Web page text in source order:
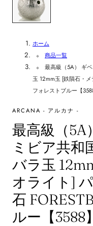
ホーム
商品一覧
最高級（5A） ギ
玉 12mm玉 [鉄隕石・メ
フォレストブルー【
ARCANA - アルカナ -
最高級（5A
ミビア共和
バラ玉
オライト]
石
ルー【3588】